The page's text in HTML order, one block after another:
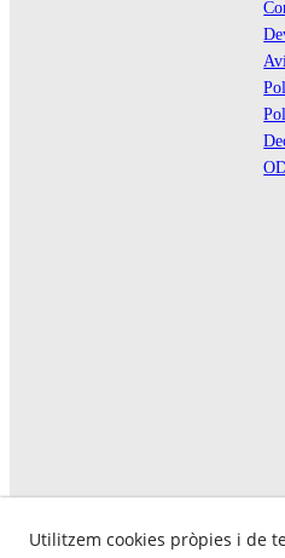
Utilitzem cookies pròpies i de